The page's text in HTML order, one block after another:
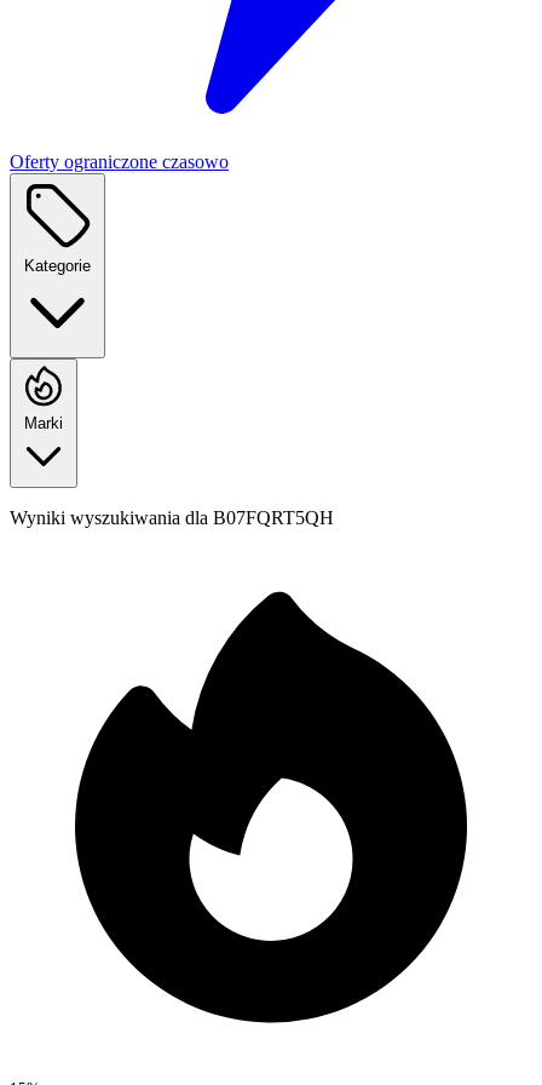
Oferty ograniczone czasowo
Kategorie
Marki
Wyniki wyszukiwania dla B07FQRT5QH